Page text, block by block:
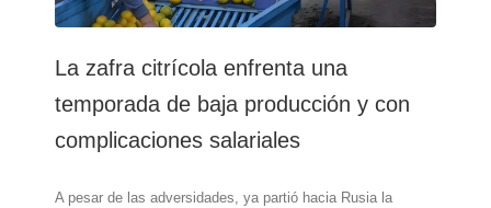
La zafra citrícola enfrenta una
temporada de baja producción y con
complicaciones salariales
A pesar de las adversidades, ya partió hacia Rusia la